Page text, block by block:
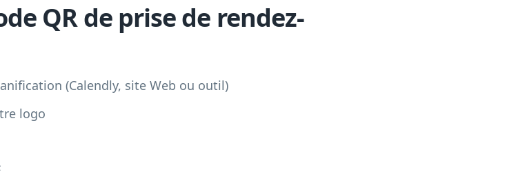
QR de prise de rendez-
(Calendly, site Web ou outil)
logo